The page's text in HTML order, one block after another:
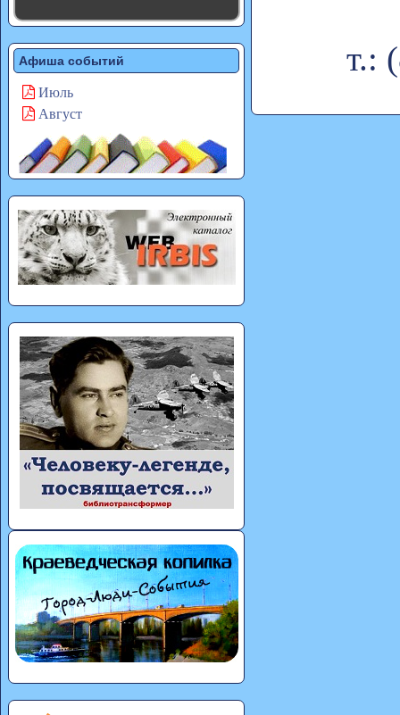
Афиша событий
Июль
Август
т.: